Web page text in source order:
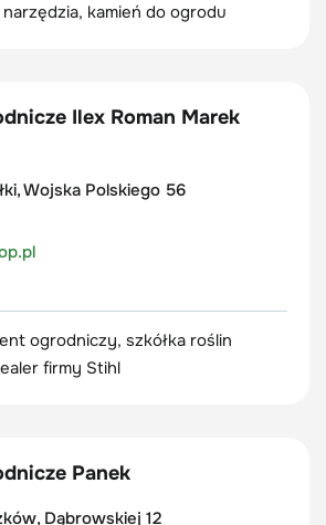
kamień do ogrodu
Ilex Roman Marek
Wojska Polskiego 56
ogrodniczy, szkółka roślin
firmy Stihl
Panek
Dąbrowskiej 12